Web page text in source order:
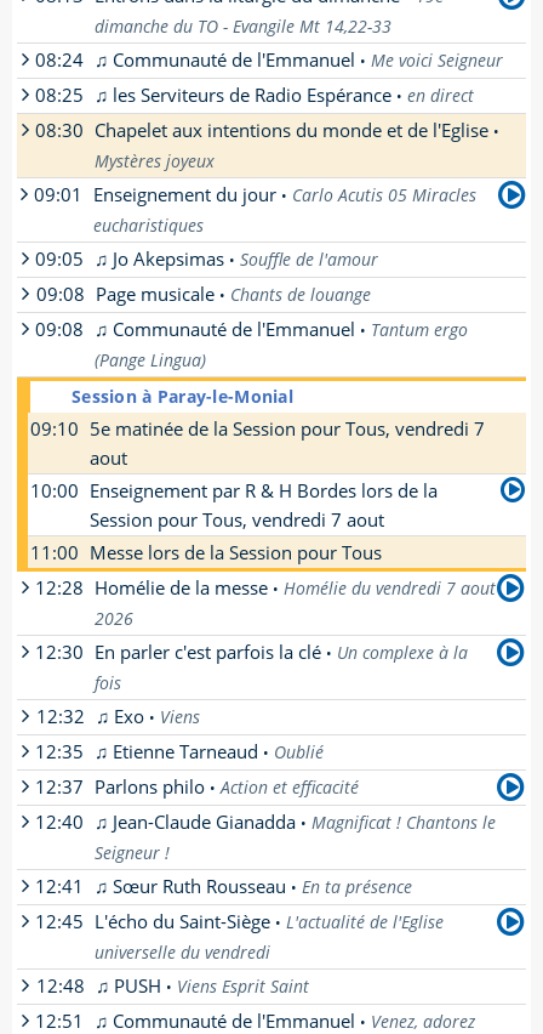
parUn prêtre de l'opus Dei-
[En savoir plus
dimanche du TO - Evangile Mt 14,22-33
parFrançoise Breynaert-
[En savoir plus]
08:24 ♫ Communauté de l'Emmanuel • Me voici Seigneur
08:25 ♫ les Serviteurs de Radio Espérance • en direct
08:30 Chapelet aux intentions du monde et de l'Eglise •
Mystères joyeux
1er mystère : L'Annonciation, 2ème mystère :
La Visitation, 3ème mystère : La Nativité,
4ème mystère : La Présentation de Jésus au
temple, 5ème mystère : Le Recouvrement.
[En savoir plus
09:01 Enseignement du jour • Carlo Acutis 05 Miracles
eucharistiques
parSoeur Beata-Véronique- Enseignement
donné par soeur Beata-Véronique, soeur
apostolique de St Jean à Semur-en-Brionnais
En savoir plus]
09:05 ♫ Jo Akepsimas • Souffle de l'amour
09:08 Page musicale • Chants de louange
Des chants pour louer le Seigneur !
[En savoir plus]
09:08 ♫ Communauté de l'Emmanuel • Tantum ergo
(Pange Lingua)
Session à Paray-le-Monial
09:10 5e matinée de la Session pour Tous, vendredi 7
aout
10:00 Enseignement par R & H Bordes lors de la
Session pour Tous, vendredi 7 aout
11:00 Messe lors de la Session pour Tous
12:28 Homélie de la messe • Homélie du vendredi 7 aout
2026
par Père Benoit Tertrais-
12:30 En parler c'est parfois la clé • Un complexe à la
fois
par Le collectif ResKP
12:32 ♫ Exo • Viens
12:35 ♫ Etienne Tarneaud • Oublié
12:37 Parlons philo • Action et efficacité
parJean-Yves Delort-
12:40 ♫ Jean-Claude Gianadda • Magnificat ! Chantons le
Seigneur !
12:41 ♫ Sœur Ruth Rousseau • En ta présence
12:45 L'écho du Saint-Siège • L'actualité de l'Eglise
universelle du vendredi
[En savoir plus]
12:48 ♫ PUSH • Viens Esprit Saint
12:51 ♫ Communauté de l'Emmanuel • Venez, adorez